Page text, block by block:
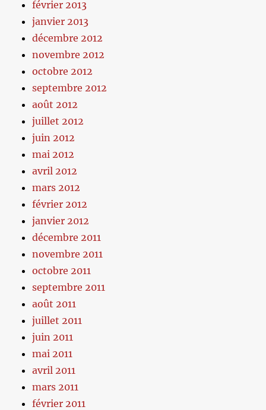
février 2013
janvier 2013
décembre 2012
novembre 2012
octobre 2012
septembre 2012
août 2012
juillet 2012
juin 2012
mai 2012
avril 2012
mars 2012
février 2012
janvier 2012
décembre 2011
novembre 2011
octobre 2011
septembre 2011
août 2011
juillet 2011
juin 2011
mai 2011
avril 2011
mars 2011
février 2011